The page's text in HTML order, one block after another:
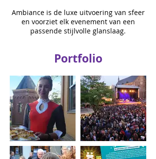
Ambiance is de luxe uitvoering van sfeer
en voorziet elk evenement van een
passende stijlvolle glanslaag.
Portfolio